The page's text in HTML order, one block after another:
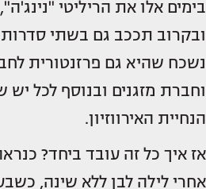
בימים אלו את הריליטי
ובקרוב תככב גם בשתי
נשכח שהיא גם פרזנטורית
וחברת מזגנים ובנוסף לכל
הנחיית האירווזיון.
אז איך כל זה עובד ביחד?
אחרי לילה לבן ללא שינה,